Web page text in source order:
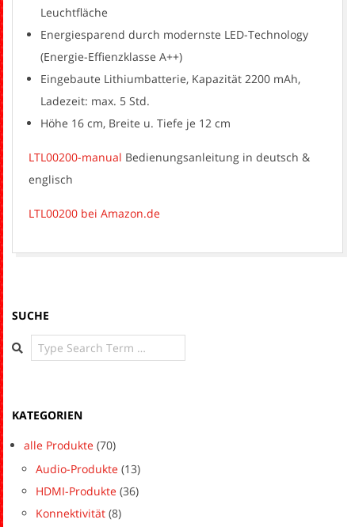
Leuchtfläche
Energiesparend durch modernste LED-Technology
(Energie-Effienzklasse A++)
Eingebaute Lithiumbatterie, Kapazität 2200 mAh,
Ladezeit: max. 5 Std.
Höhe 16 cm, Breite u. Tiefe je 12 cm
LTL00200-manual Bedienungsanleitung in deutsch &
englisch
LTL00200 bei Amazon.de
SUCHE
Search
KATEGORIEN
alle Produkte (70)
Audio-Produkte (13)
HDMI-Produkte (36)
Konnektivität (8)